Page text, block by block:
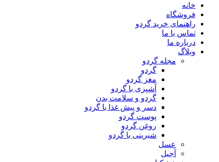
خانه
فروشگاه
راهنمای خرید گردو
تماس با ما
درباره ما
وبلاگ
مجله گردو
گردو
مغز گردو
آشپزی با گردو
گردو و سلامت بدن
دسر و پیش غذا با گردو
پوست گردو
روغن گردو
شیرینی با گردو
عسل
آجیل